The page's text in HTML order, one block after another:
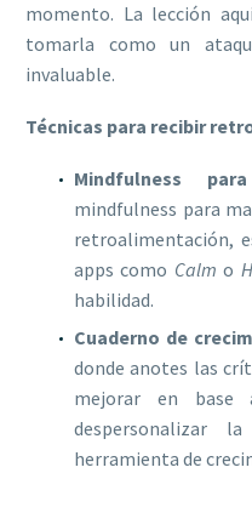
momento. La lección
tomarla como un
invaluable.
Técnicas para recibir
Mindfulness
mindfulness para
retroalimentación,
apps como Calm o
habilidad.
Cuaderno de
donde anotes las
mejorar en
despersonalizar
herramienta de